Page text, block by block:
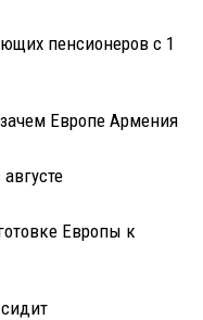
пенсионеров с 1
Европе Армения
Европы к